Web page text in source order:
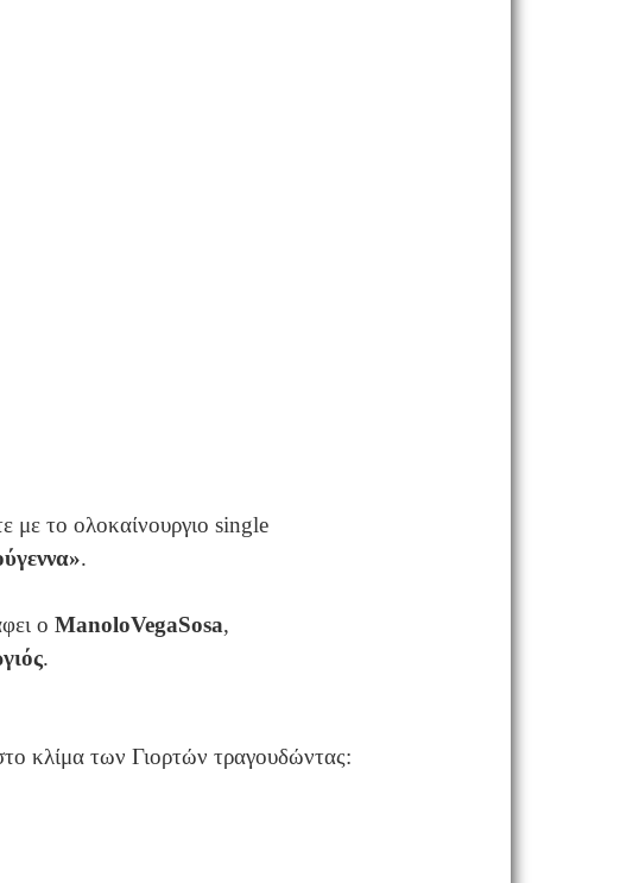
με το ολοκαίνουργιο single
.
ο ManoloVegaSosa,
.
κλίμα των Γιορτών τραγουδώντας: